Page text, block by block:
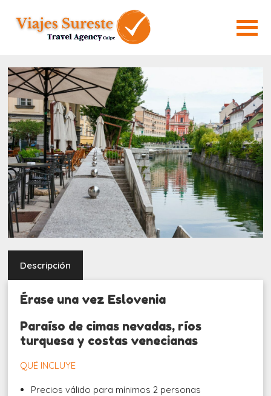
Descripción
Érase una vez Eslovenia
Paraíso de cimas nevadas, ríos
turquesa y costas venecianas
QUÉ INCLUYE
Precios válido para mínimos 2 personas